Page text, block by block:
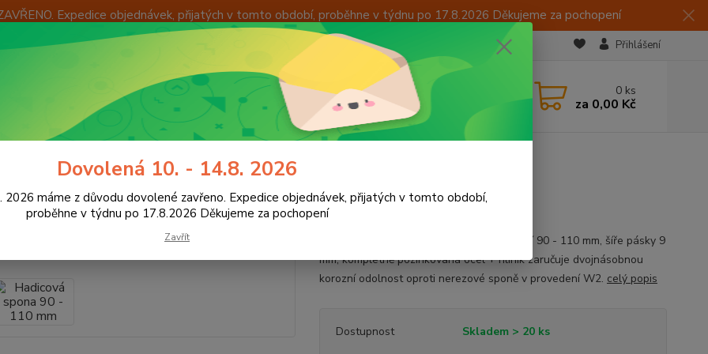
Expedice objednávek, přijatých v tomto období, proběhne v týdnu po 17.8.2026 Děkujeme za pochopení
OKAMŽITÁ VÝMĚNA ZBOŽÍ Přihlášení
Hledat +420 605 283 713
8:00 - 15:00
0 ks
za 0,00 Kč
Hadicové spony Hadicová spona 90 - 110 mm
spona 90 - 110 mm
Hadicová spona určená pro rozsah upínání 90 - 110 mm, šíře pásky 9
mm, kompletně pozinkovaná ocel + hliník zaručuje dvojnásobnou
korozní odolnost oproti nerezové sponě v provedení W2. celý popis
Dostupnost Skladem > 20 ks
Dovolená 10. - 14.8. 2026
2026 máme z důvodu dovolené zavřeno. Expedice objednávek, přijatých v tomto období,
proběhne v týdnu po 17.8.2026 Děkujeme za pochopení
Zavřít